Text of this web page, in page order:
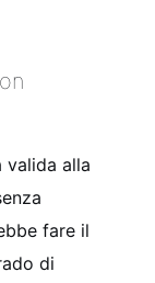
valida alla
fare il
di